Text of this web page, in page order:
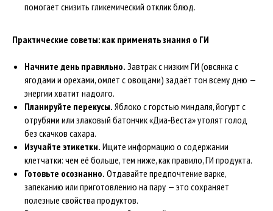
помогает снизить гликемический отклик блюд.
Практические советы: как применять знания о ГИ
Начните день правильно. Завтрак с низким ГИ (овсянка с
ягодами и орехами, омлет с овощами) задаёт тон всему дню —
энергии хватит надолго.
Планируйте перекусы. Яблоко с горстью миндаля, йогурт с
отрубями или злаковый батончик «Диа‑Веста» утолят голод
без скачков сахара.
Изучайте этикетки. Ищите информацию о содержании
клетчатки: чем её больше, тем ниже, как правило, ГИ продукта.
Готовьте осознанно. Отдавайте предпочтение варке,
запеканию или приготовлению на пару — это сохраняет
полезные свойства продуктов.